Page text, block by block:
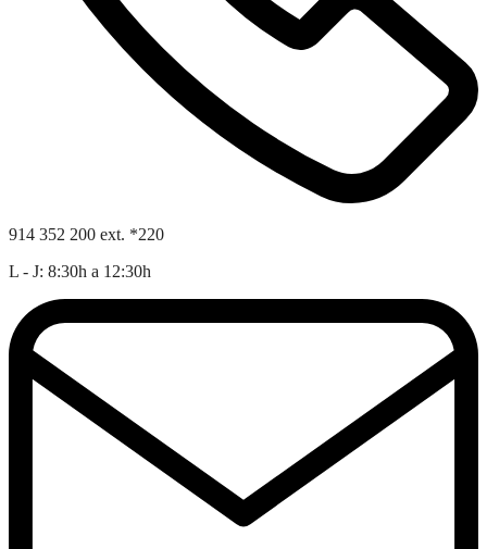
914 352 200 ext. *220
L - J: 8:30h a 12:30h